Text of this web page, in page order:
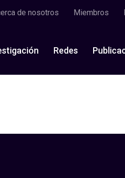
de nosotros Miembros
Redes